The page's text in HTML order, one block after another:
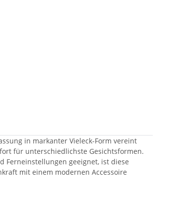
in markanter Vieleck-Form vereint
für unterschiedlichste Gesichtsformen.
Ferneinstellungen geeignet, ist diese
mit einem modernen Accessoire